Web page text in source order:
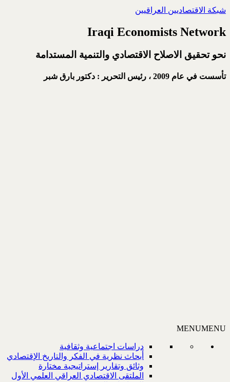
شبكة الاقتصاديين العراقيين
Iraqi Economists Network
نحو تحقيق الاصلاح الاقتصادي والتنمية المستدامة
تأسست في عام 2009 ، رئيس التحرير : دكتور بارق شبر
MENUMENU
دراسات اجتماعية وثقافية
أبحاث نظرية في الفكر والتاريخ الإقتصادي
وثائق وتقارير إستراتيجية مختارة
الملتقى الاقتصادي العراقي العلمي الأول